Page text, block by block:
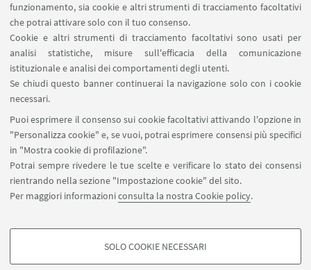
funzionamento, sia cookie e altri strumenti di tracciamento facoltativi
che potrai attivare solo con il tuo consenso.
Cookie e altri strumenti di tracciamento facoltativi sono usati per
analisi statistiche, misure sull'efficacia della comunicazione
istituzionale e analisi dei comportamenti degli utenti.
Se chiudi questo banner continuerai la navigazione solo con i cookie
necessari.
Puoi esprimere il consenso sui cookie facoltativi attivando l'opzione in
"Personalizza cookie" e, se vuoi, potrai esprimere consensi più specifici
in "Mostra cookie di profilazione".
Potrai sempre rivedere le tue scelte e verificare lo stato dei consensi
rientrando nella sezione "Impostazione cookie" del sito.
Per maggiori informazioniconsulta la nostra Cookie policy.
COOKIE DI PROFILAZIONE - FACOLTATIVI
SOLO COOKIE NECESSARI
28AGOSTO- 31 AGOSTO2026
FESTIVAL
Scenario Festival 2026
Seguici su: